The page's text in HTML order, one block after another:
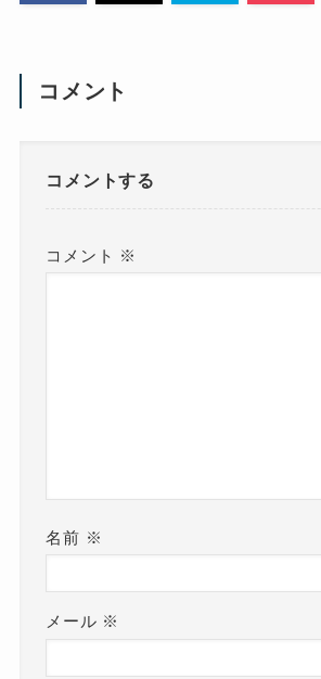
コメント
コメントする
コメント ※
名前 ※
メール ※